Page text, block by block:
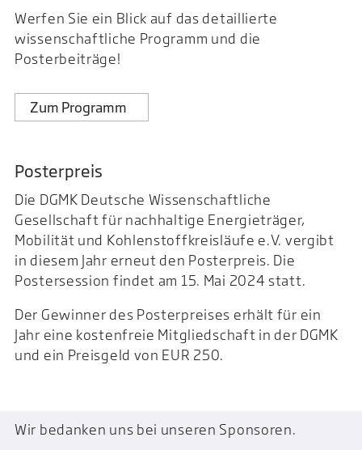
Werfen Sie ein Blick auf das detaillierte
wissenschaftliche Programm und die
Posterbeiträge!
Zum Programm
Posterpreis
Die DGMK Deutsche Wissenschaftliche
Gesellschaft für nachhaltige Energieträger,
Mobilität und Kohlenstoffkreisläufe e.V. vergibt
in diesem Jahr erneut den Posterpreis. Die
Postersession findet am 15. Mai 2024 statt.
Der Gewinner des Posterpreises erhält für ein
Jahr eine kostenfreie Mitgliedschaft in der DGMK
und ein Preisgeld von EUR 250.
Wir bedanken uns bei unseren Sponsoren.